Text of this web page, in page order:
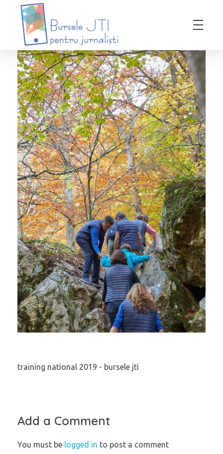
Bursele JTI pentru Jurnalisti
ediția 2018-2019
training national 2019 - bursele jti
Add a Comment
You must be logged in to post a comment